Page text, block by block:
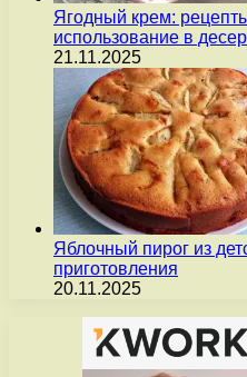
Ягодный крем:
использование в
21.11.2025
Яблочный пирог из
приготовления
20.11.2025